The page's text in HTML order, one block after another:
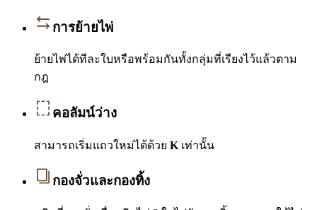
การย้ายไพ่
ย้ายไพ่ได้ทีละใบหรือพร้อมกันทั้งกลุ่มที่เรียงไว้แล้วตาม
กฎ
คอลัมน์ว่าง
สามารถเริ่มแถวใหม่ได้ด้วย K เท่านั้น
กองจั่วและกองทิ้ง